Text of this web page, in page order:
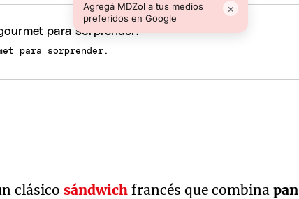
Agregá MDZol a tus medios
preferidos en Google
×
para sorprender.
clásicosándwich francés que combinapan